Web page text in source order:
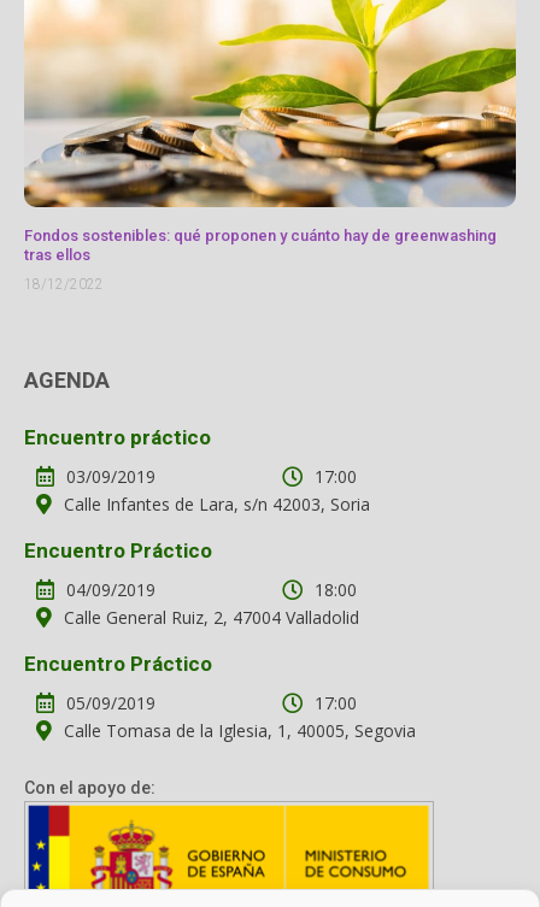
Fondos sostenibles: qué proponen y cuánto hay de greenwashing
tras ellos
18/12/2022
AGENDA
Encuentro práctico
03/09/2019
17:00
Calle Infantes de Lara, s/n 42003, Soria
Encuentro Práctico
04/09/2019
18:00
Calle General Ruiz, 2, 47004 Valladolid
Encuentro Práctico
05/09/2019
17:00
Calle Tomasa de la Iglesia, 1, 40005, Segovia
Con el apoyo de: